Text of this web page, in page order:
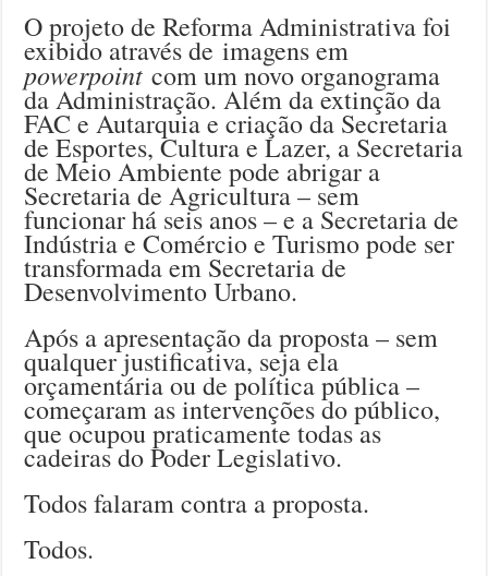
O projeto de Reforma Administrativa foi
exibido através de imagens em
powerpoint com um novo organograma
da Administração. Além da extinção da
FAC e Autarquia e criação da Secretaria
de Esportes, Cultura e Lazer, a Secretaria
de Meio Ambiente pode abrigar a
Secretaria de Agricultura – sem
funcionar há seis anos – e a Secretaria de
Indústria e Comércio e Turismo pode ser
transformada em Secretaria de
Desenvolvimento Urbano.
Após a apresentação da proposta – sem
qualquer justificativa, seja ela
orçamentária ou de política pública –
começaram as intervenções do público,
que ocupou praticamente todas as
cadeiras do Poder Legislativo.
Todos falaram contra a proposta.
Todos.